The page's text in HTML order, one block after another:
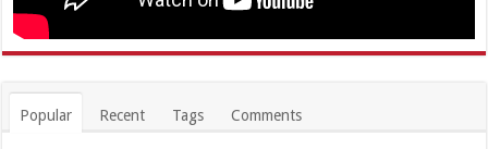
Popular Recent Tags Comments